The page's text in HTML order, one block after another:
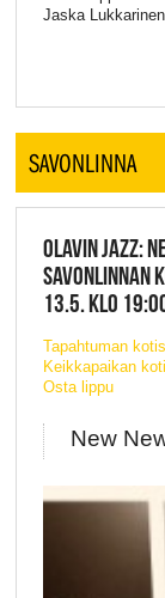
Jaska
SAVONLINNA
OLAVIN JAZZ:
SAVONLINNAN
13.5. KLO
Tapahtuman
Keikkapaikan
Osta lippu
New